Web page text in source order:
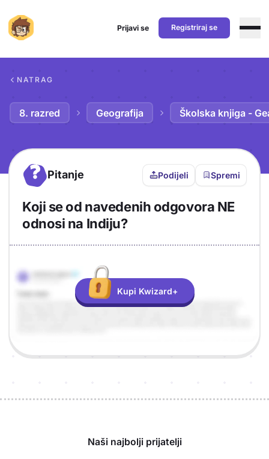
Prijavi se Registriraj se
NATRAG
8. razred Geografija Školska knjiga -
? Pitanje Podijeli Spremi
Koji se od navedenih odgovora NE
odnosi na Indiju?
Odgovor
Objašnjenje
Kupi Kwizard+
Naši najbolji prijatelji